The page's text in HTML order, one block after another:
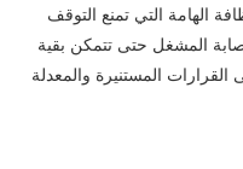
الهامة التي تمنع التوقف
المشغل حتى تتمكن بقية
المستنيرة والمعدلة